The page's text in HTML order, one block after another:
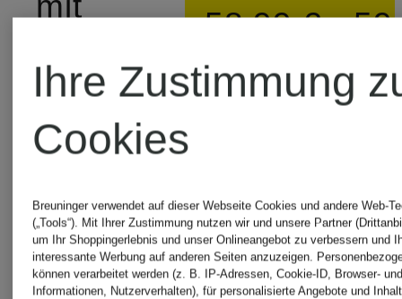
Plissees
79,99 €
67,99 €
Ursprünglich:
58,99 €
Bestpreis:
50,14 €
69,95 €
Ihre Zustimmung
Cookies
Breuninger verwendet auf dieser Webseite Cookies und andere Web-
(„Tools“). Mit Ihrer Zustimmung nutzen wir und unsere Partner
um Ihr Shoppingerlebnis und unser Onlineangebot zu verbessern und
interessante Werbung auf anderen Seiten anzuzeigen.
können verarbeitet werden (z. B. IP-Adressen, Cookie-ID, Browser-
Informationen, Nutzerverhalten), für personalisierte Angebote und